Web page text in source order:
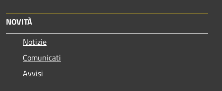
NOVITÀ
Notizie
Comunicati
Avvisi